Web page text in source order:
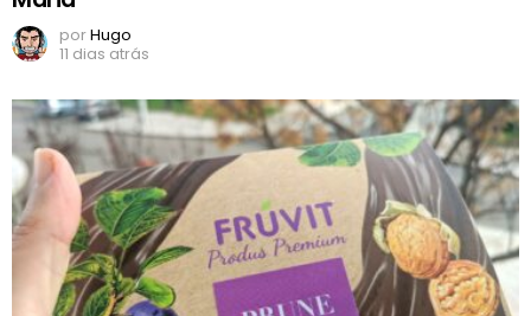
porHugo
11 dias atrás